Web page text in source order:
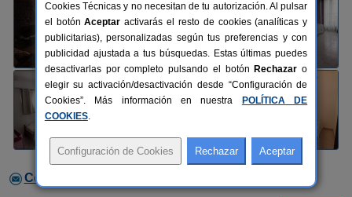
Contactar con el alojamiento
Cookies Técnicas y no necesitan de tu autorización. Al pulsar
el botónAceptar activarás el resto de cookies (analíticas y
publicitarias), personalizadas según tus preferencias y con
publicidad ajustada a tus búsquedas. Estas últimas puedes
desactivarlas por completo pulsando el botón Rechazar o
elegir su activación/desactivación desde “Configuración de
Cookies”. Más información en nuestra
POLÍTICA DE
COOKIES.